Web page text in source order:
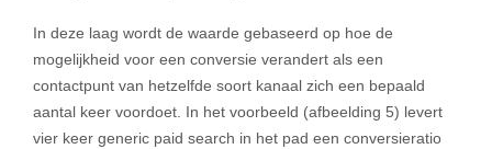
In deze laag wordt de waarde gebaseerd op hoe de
mogelijkheid voor een conversie verandert als een
contactpunt van hetzelfde soort kanaal zich een bepaald
aantal keer voordoet. In het voorbeeld (afbeelding 5) levert
vier keer generic paid search in het pad een conversieratio